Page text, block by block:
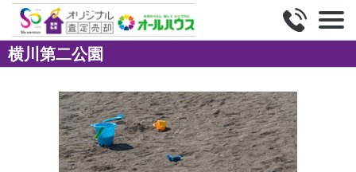
横川第二公園